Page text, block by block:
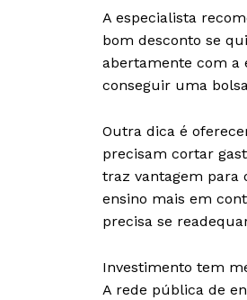
A especialista
bom desconto se
abertamente com a
conseguir uma
Outra dica é
precisam cortar
traz vantagem para
ensino mais em
precisa se
Investimento tem
A rede pública de